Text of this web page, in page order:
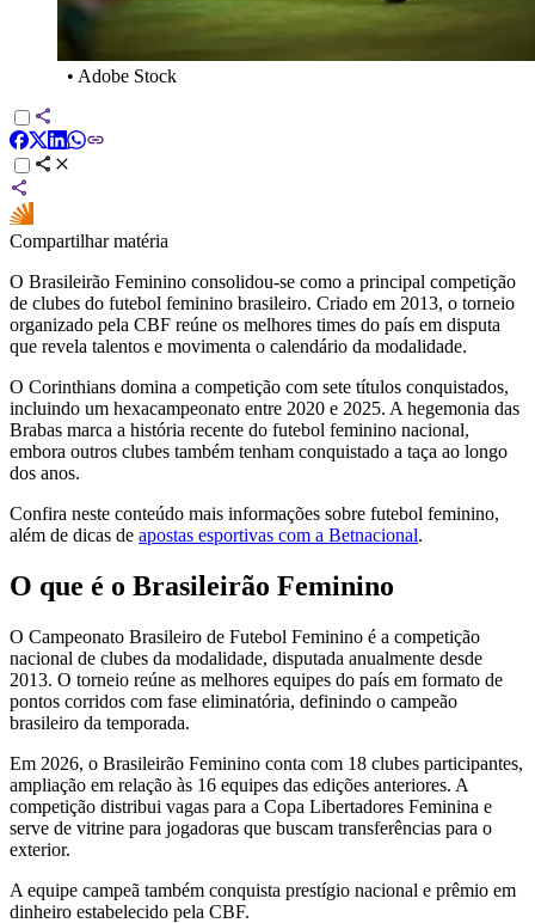
• Adobe Stock
Compartilhar matéria
O Brasileirão Feminino consolidou-se como a principal competição
de clubes do futebol feminino brasileiro. Criado em 2013, o torneio
organizado pela CBF reúne os melhores times do país em disputa
que revela talentos e movimenta o calendário da modalidade.
O Corinthians domina a competição com sete títulos conquistados,
incluindo um hexacampeonato entre 2020 e 2025. A hegemonia das
Brabas marca a história recente do futebol feminino nacional,
embora outros clubes também tenham conquistado a taça ao longo
dos anos.
Confira neste conteúdo mais informações sobre futebol feminino,
além de dicas de apostas esportivas com a Betnacional.
O que é o Brasileirão Feminino
O Campeonato Brasileiro de Futebol Feminino é a competição
nacional de clubes da modalidade, disputada anualmente desde
2013. O torneio reúne as melhores equipes do país em formato de
pontos corridos com fase eliminatória, definindo o campeão
brasileiro da temporada.
Em 2026, o Brasileirão Feminino conta com 18 clubes participantes,
ampliação em relação às 16 equipes das edições anteriores. A
competição distribui vagas para a Copa Libertadores Feminina e
serve de vitrine para jogadoras que buscam transferências para o
exterior.
A equipe campeã também conquista prestígio nacional e prêmio em
dinheiro estabelecido pela CBF.